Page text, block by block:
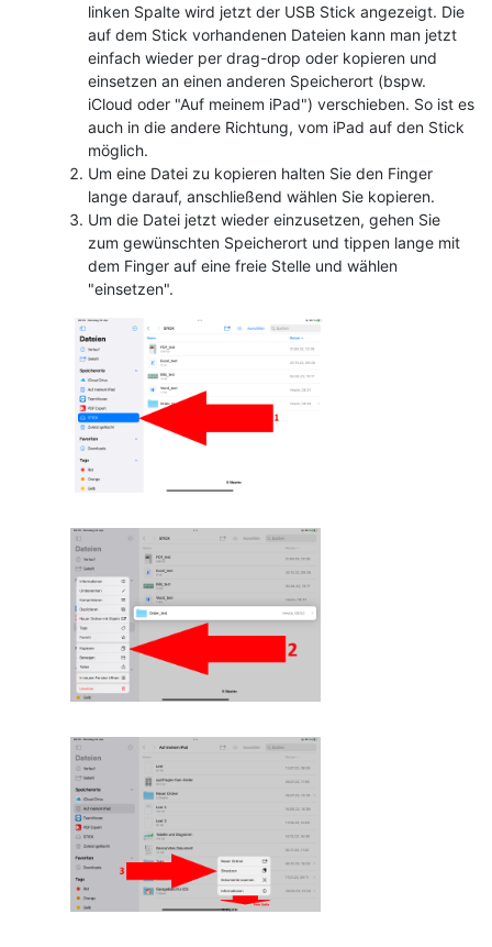
linken Spalte wird jetzt der USB Stick angezeigt. Die
auf dem Stick vorhandenen Dateien kann man jetzt
einfach wieder per drag-drop oder kopieren und
einsetzen an einen anderen Speicherort (bspw.
iCloud oder "Auf meinem iPad") verschieben. So ist es
auch in die andere Richtung, vom iPad auf den Stick
möglich.
Um eine Datei zu kopieren halten Sie den Finger
lange darauf, anschließend wählen Sie kopieren.
Um die Datei jetzt wieder einzusetzen, gehen Sie
zum gewünschten Speicherort und tippen lange mit
dem Finger auf eine freie Stelle und wählen
"einsetzen".